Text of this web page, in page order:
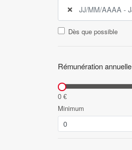
Dès que possible
Rémunération annuelle
0 €
Minimum